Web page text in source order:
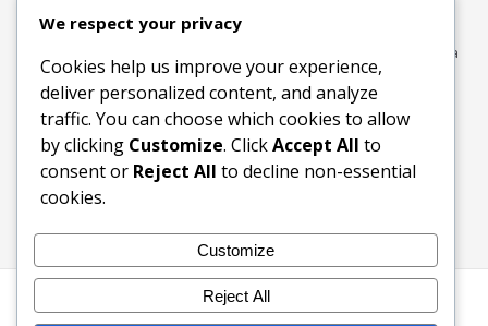
complejidad de la IA empresarial?
Los organigramas de marketing se crearon para los canales. La
IA acaba de dejarlos obsoletos.
Buscar
Buscar
Inicio Blog Bloques Temáticos
We respect your privacy
Cookies help us improve your experience,
deliver personalized content, and analyze
traffic. You can choose which cookies to allow
by clicking Customize. ClickAccept All to
consent or Reject All to decline non-essential
cookies.
Customize
Reject All